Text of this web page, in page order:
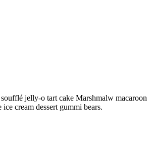
jelly-o tart cake Marshmalw macaroon
cream dessert gummi bears.